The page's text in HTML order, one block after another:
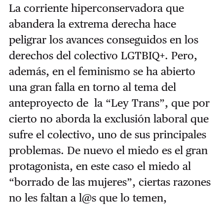
La corriente hiperconservadora que
abandera la extrema derecha hace
peligrar los avances conseguidos en los
derechos del colectivo LGTBIQ+. Pero,
además, en el feminismo se ha abierto
una gran falla en torno al tema del
anteproyecto de la “Ley Trans”, que por
cierto no aborda la exclusión laboral que
sufre el colectivo, uno de sus principales
problemas. De nuevo el miedo es el gran
protagonista, en este caso el miedo al
“borrado de las mujeres”, ciertas razones
no les faltan a l@s que lo temen,